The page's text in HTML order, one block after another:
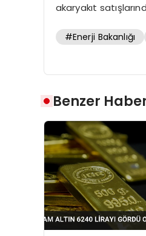
akaryakıt
#Enerji Bakanlığı
Benzer